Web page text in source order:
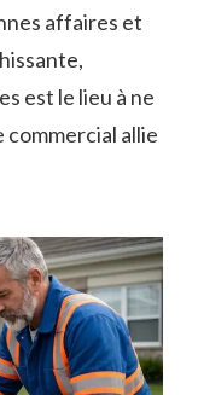
affaires et
est le lieu à ne
allie